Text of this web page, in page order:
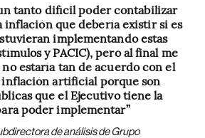
tanto difícil poder contabilizar
inflación que debería existir si es
implementando estas
y PACIC), pero al final me
estaría tan de acuerdo con el
artificial porque son
que el Ejecutivo tiene la
poder implementar”
de análisis de Grupo